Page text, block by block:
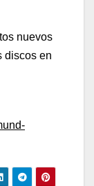
nuevos
discos en